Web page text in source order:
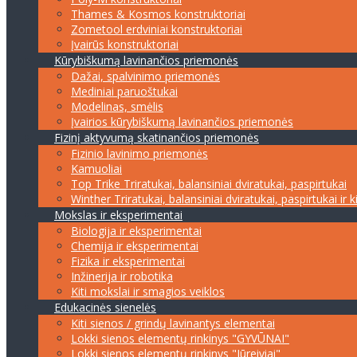
Thames & Kosmos konstruktoriai
Zometool erdviniai konstruktoriai
Įvairūs konstruktoriai
Kūrybiškumą lavinančios priemonės
Dažai, spalvinimo priemonės
Mediniai paruoštukai
Modelinas, smėlis
Įvairios kūrybiškumą lavinančios priemonės
Fizinį aktyvumą skatinančios priemonės
Fizinio lavinimo priemonės
Kamuoliai
Top Trike Triratukai, balansiniai dviratukai, paspirtukai
Winther Triratukai, balansiniai dviratukai, paspirtukai ir
Mokslas ir eksperimentai
Biologija ir eksperimentai
Chemija ir eksperimentai
Fizika ir eksperimentai
Inžinerija ir robotika
Kiti mokslai ir smagios veiklos
Edukacinės sienelės
Kiti sienos / grindų lavinantys elementai
Lokki sienos elementų rinkinys "GYVŪNAI"
Lokki sienos elementų rinkinys "Jūreiviai"